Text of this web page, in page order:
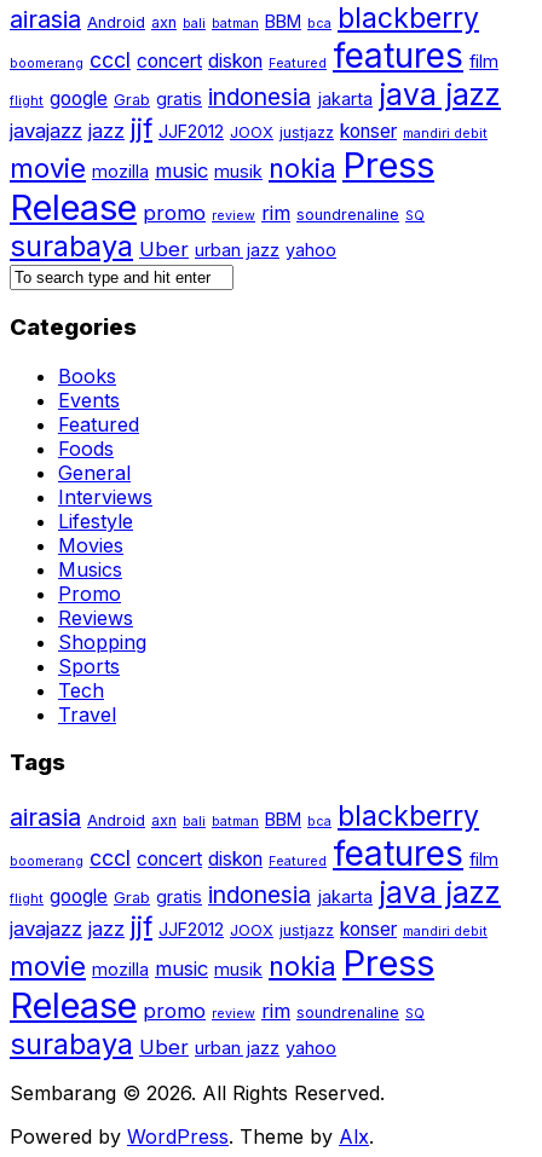
airasia Android axn bali batman BBM bca blackberry
boomerang cccl concert diskon Featured features film
flight google Grab gratis indonesia jakarta java jazz
javajazz jazz jjf JJF2012 JOOX justjazz konser mandiri debit
movie mozilla music musik nokia Press
Release promo review rim soundrenaline SQ
surabaya Uber urban jazz yahoo
Categories
Books
Events
Featured
Foods
General
Interviews
Lifestyle
Movies
Musics
Promo
Reviews
Shopping
Sports
Tech
Travel
Tags
airasia Android axn bali batman BBM bca blackberry
boomerang cccl concert diskon Featured features film
flight google Grab gratis indonesia jakarta java jazz
javajazz jazz jjf JJF2012 JOOX justjazz konser mandiri debit
movie mozilla music musik nokia Press
Release promo review rim soundrenaline SQ
surabaya Uber urban jazz yahoo
Sembarang © 2026. All Rights Reserved.
Powered by WordPress. Theme by Alx.